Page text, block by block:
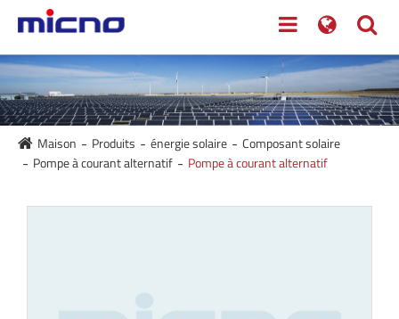
Maison Produits énergie solaire
Composant solaire
Pompe à courant alternatif
Pompe à courant alternatif